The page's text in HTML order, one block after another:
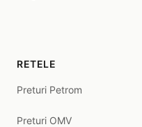
RETELE
Preturi Petrom
Preturi OMV